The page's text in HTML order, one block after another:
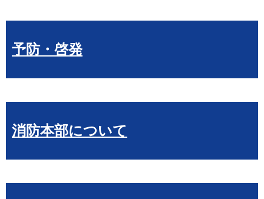
予防・啓発
消防本部について